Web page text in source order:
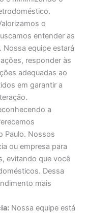
o
entender as
Nossa equipe estará
responder às
adequadas ao
em garantir a
a
Paulo. Nossos
ou empresa para
evitando que você
Dessa
mais
Nossa equipe está